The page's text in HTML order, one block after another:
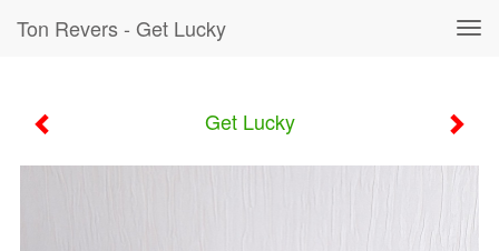
Ton Revers - Get Lucky
Get Lucky